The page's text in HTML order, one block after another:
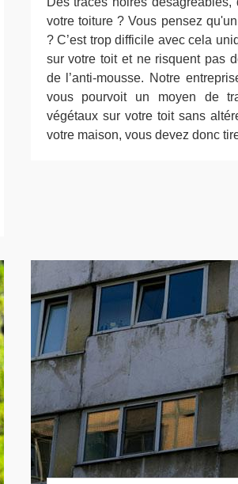
votre toiture ? Vous pensez
? C’est trop difficile avec cela
sur votre toit et ne risquent pas
de l’anti-mousse. Notre
vous pourvoit un moyen de
végétaux sur votre toit sans
votre maison, vous devez donc